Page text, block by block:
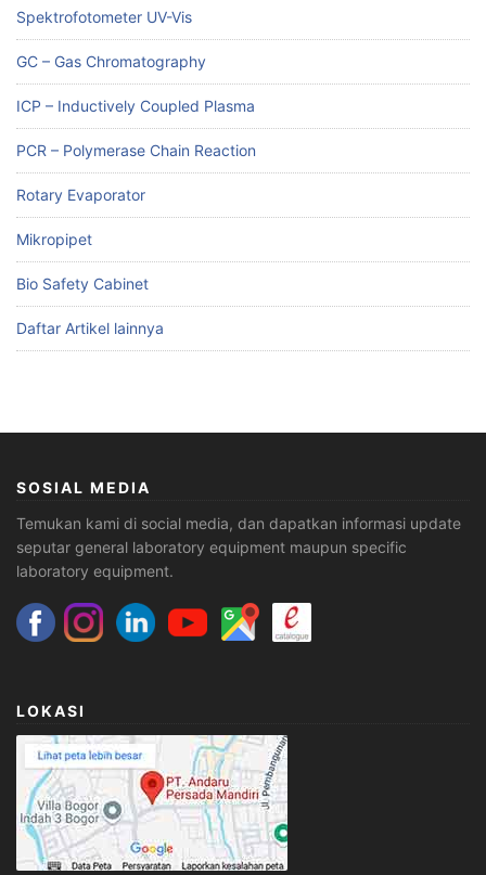
Spektrofotometer UV-Vis
GC – Gas Chromatography
ICP – Inductively Coupled Plasma
PCR – Polymerase Chain Reaction
Rotary Evaporator
Mikropipet
Bio Safety Cabinet
Daftar Artikel lainnya
SOSIAL MEDIA
Temukan kami di social media, dan dapatkan informasi update
seputar general laboratory equipment maupun specific
laboratory equipment.
LOKASI